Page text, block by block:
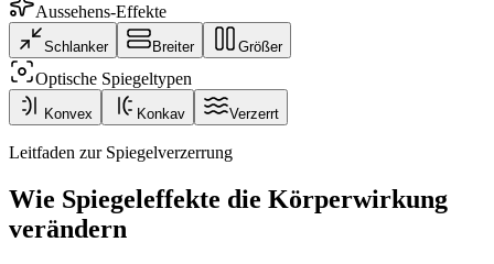
Aussehens-Effekte
Schlanker Breiter Größer
Optische Spiegeltypen
Konvex Konkav Verzerrt
Leitfaden zur Spiegelverzerrung
Wie Spiegeleffekte die Körperwirkung
verändern